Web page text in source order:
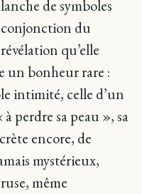
de symboles
conjonction du
qu’elle
un bonheur rare :
intimité, celle d’un
perdre sa peau », sa
encore, de
mystérieux,
même